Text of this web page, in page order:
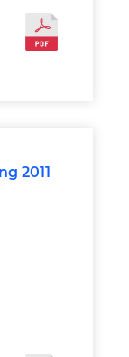
2011